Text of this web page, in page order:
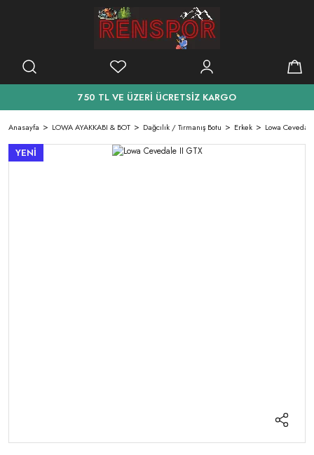
750 TL VE ÜZERİ ÜCRETSİZ KARGO
Anasayfa LOWA AYAKKABI & BOT Dağcılık / Tırmanış Botu Erkek Lowa
YENİ